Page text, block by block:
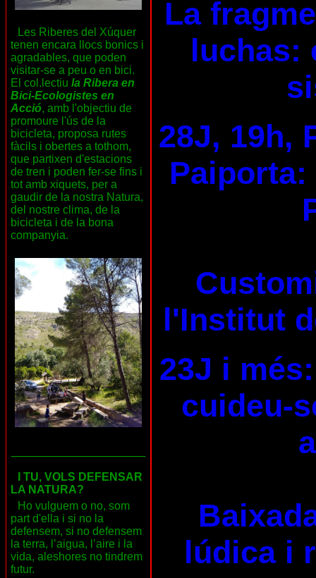
Les Riberes del Xúquer
tenen encara llocs bonics i
agradables, que poden
visitar-se a peu o en bici.
El col.lectiu la Ribera en
Bici-Ecologistes en
Acció, amb l'objectiu de
promoure l'ús de la
bicicleta, proposa rutes
fàcils i obertes a tothom,
que partixen d'estacions
de tren i poden fer-se fins i
tot amb xiquets, per a
gaudir de la nostra Natura,
del nostre clima, de la
bicicleta i de la bona
companyia.
I TU, VOLS DEFENSAR
LA NATURA?
Ho vulguem o no, som
part d'ella i si no la
defensem, si no defensem
la terra, l’aigua, l’aire i la
vida, aleshores no tindrem
futur.
La
luchas:
28J, 19h,
Paiporta:
l'Institut
23J i
cuideu-
lúdica i